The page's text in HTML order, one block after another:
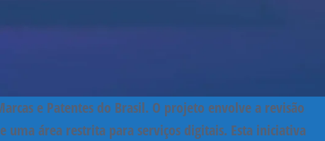
e Patentes do Brasil. O projeto envolve a revisão
umaárea restrita para serviços digitais. Esta iniciativa